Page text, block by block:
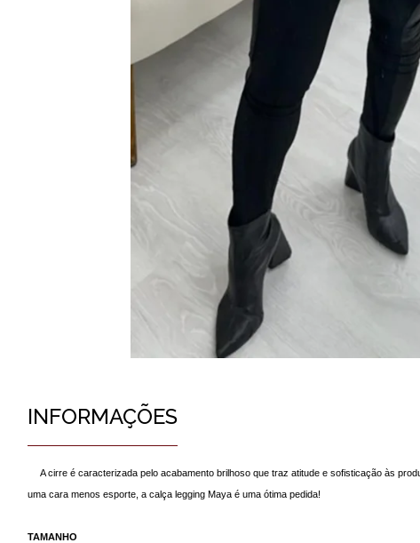
INFORMAÇÕES
A cirre é caracterizada pelo acabamento brilhoso que traz atitude e sofisticação às
uma cara menos esporte, a calça legging Maya é uma ótima pedida!
TAMANHO